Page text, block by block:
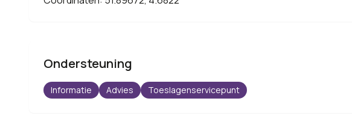
Ondersteuning
Informatie Advies Toeslagenservicepunt